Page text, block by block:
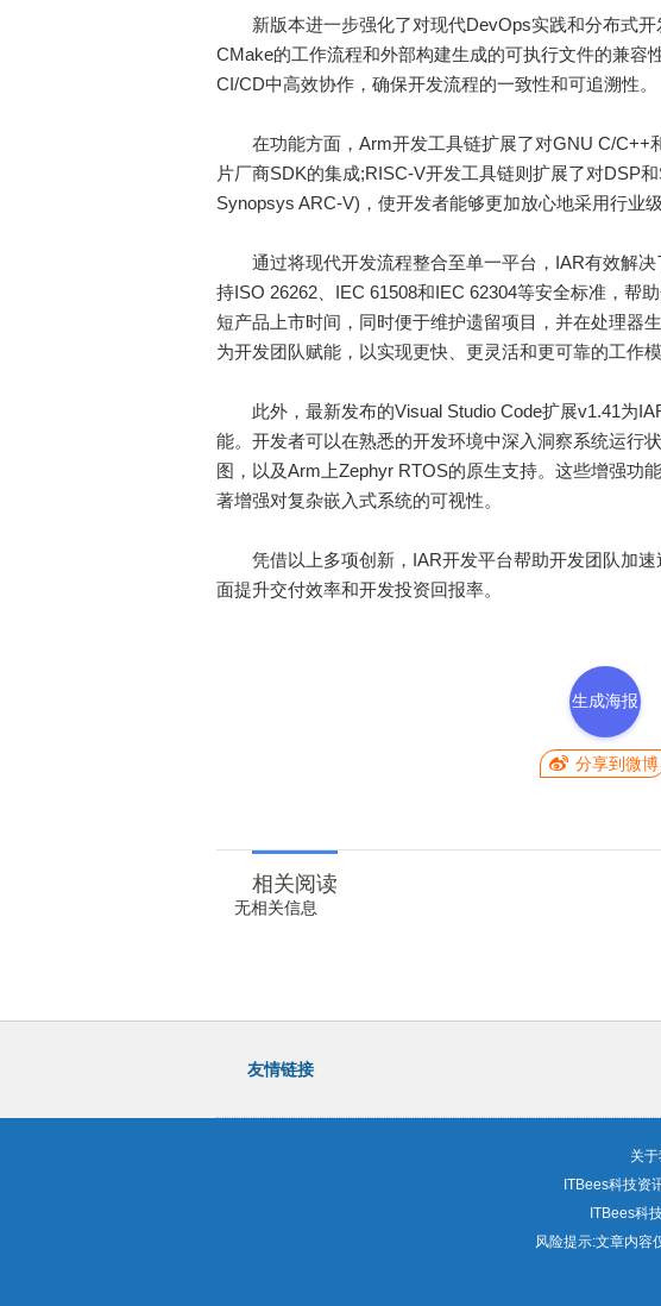
新版本进一步强化了对现代DevOps实践和分布式开
CMake的工作流程和外部构建生成的可执行文件的兼容
CI/CD中高效协作，确保开发流程的一致性和可追溯性。
在功能方面，Arm开发工具链扩展了对GNU C/C++
片厂商SDK的集成;RISC-V开发工具链则扩展了对DSP
Synopsys ARC-V)，使开发者能够更加放心地采用行业
通过将现代开发流程整合至单一平台，IAR有效解决
持ISO 26262、IEC 61508和IEC 62304等安全标准，帮
短产品上市时间，同时便于维护遗留项目，并在处理器
为开发团队赋能，以实现更快、更灵活和更可靠的工作模
此外，最新发布的Visual Studio Code扩展v1.41为
能。开发者可以在熟悉的开发环境中深入洞察系统运行
图，以及Arm上Zephyr RTOS的原生支持。这些增强功
著增强对复杂嵌入式系统的可视性。
凭借以上多项创新，IAR开发平台帮助开发团队加速
面提升交付效率和开发投资回报率。
生成海报
分享到微博
相关阅读
无相关信息
友情链接
关
ITBees科技资
ITBees科
风险提示:文章内容